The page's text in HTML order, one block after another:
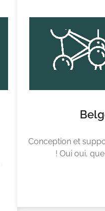
Conception et
! Oui oui,